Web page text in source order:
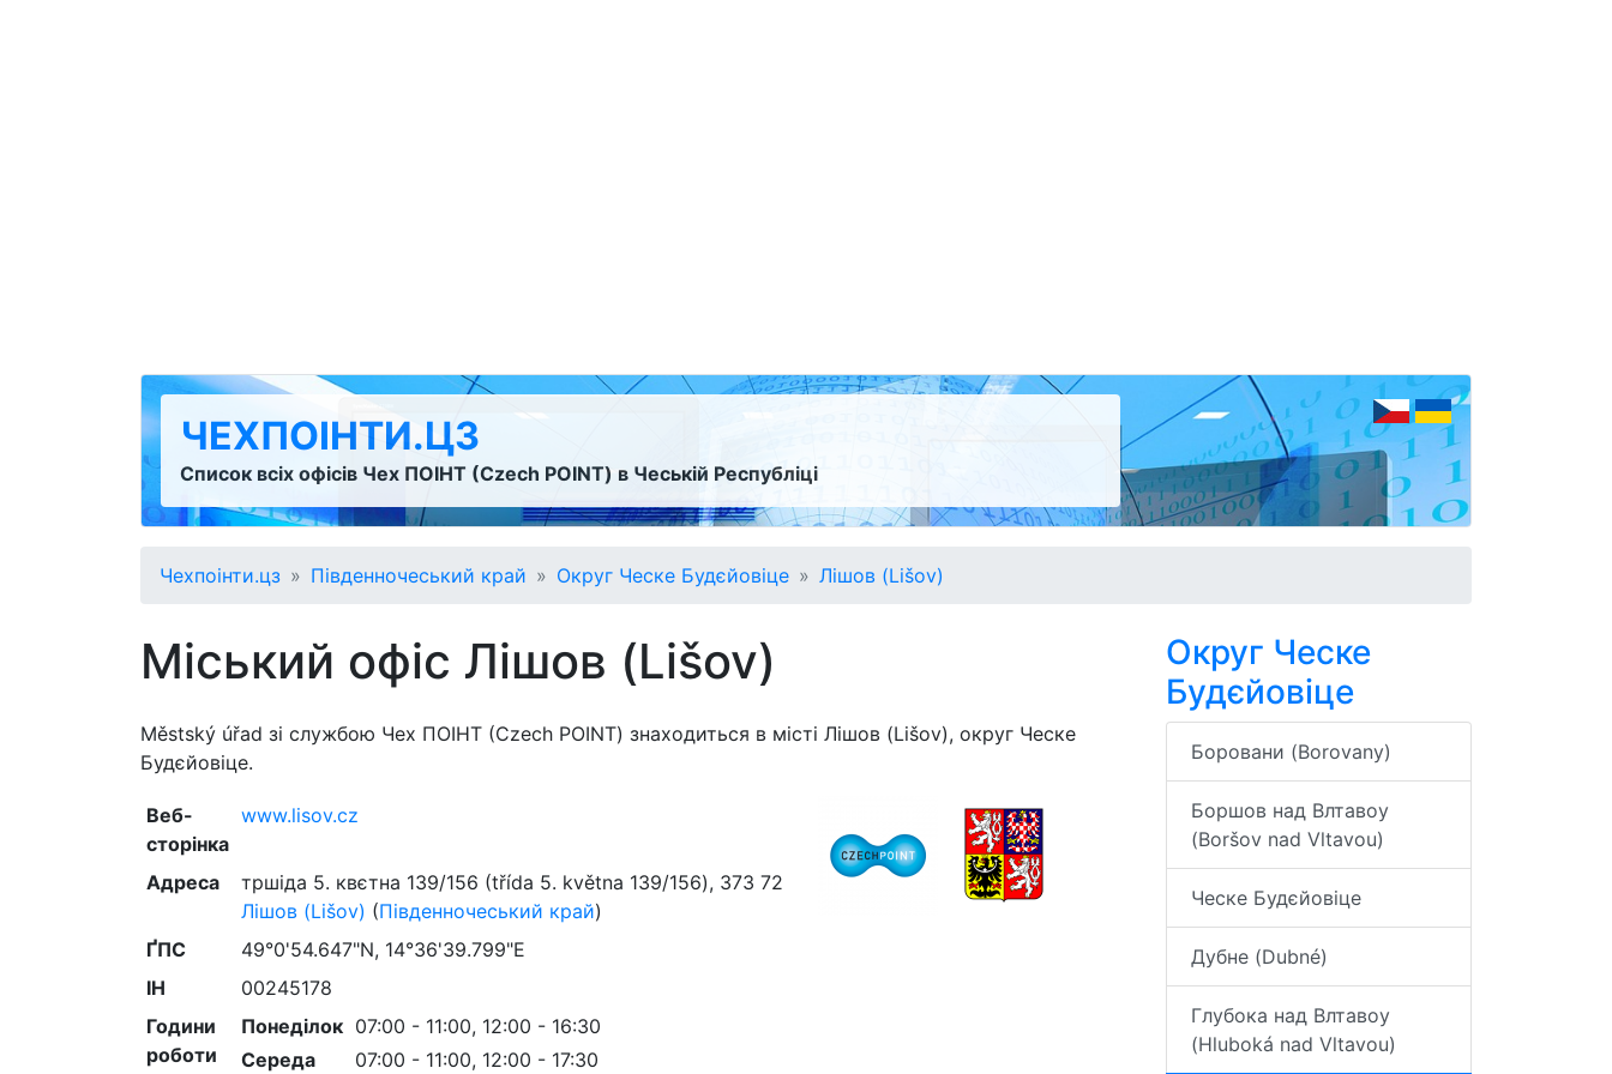
ЧЕХПОІНТИ.ЦЗ
Список всіх офісів Чех ПОІНТ (Czech POINT) в Чеській Республіці
Чехпоінти.цз Південночеський край Округ Ческе Будєйовіце Лішов (Lišov)
Міський офіс Лішов (Lišov)
Městský úřad зі службою Чех ПОІНТ (Czech POINT) знаходиться в місті Лішов (Lišov), округ Ческе
Будєйовіце.
Веб-
сторінка
www.lisov.cz
Адреса тршіда 5. квєтна 139/156 (třída 5. května 139/156), 373 72
Лішов (Lišov) (Південночеський край)
ҐПС
49°0'54.647"N, 14°36'39.799"E
ІН
00245178
Години
роботи
Понеділок 07:00 - 11:00, 12:00 - 16:30
Середа
07:00 - 11:00, 12:00 - 17:30
Округ Ческе
Будєйовіце
Боровани (Borovany)
Боршов над Влтавоу
(Boršov nad Vltavou)
Ческе Будєйовіце
Дубне (Dubné)
Глубока над Влтавоу
(Hluboká nad Vltavou)